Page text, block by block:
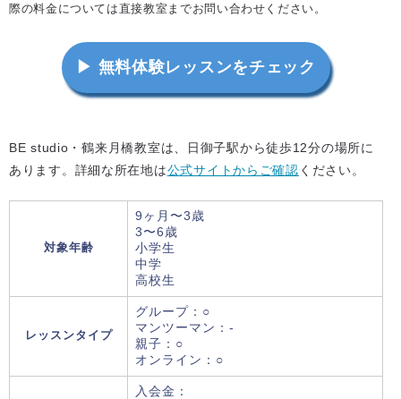
際の料金については直接教室までお問い合わせください。
▶ 無料体験レッスンをチェック
BE studio・鶴来月橋教室は、日御子駅から徒歩12分の場所に
あります。詳細な所在地は公式サイトからご確認 ください。
対象年齢
9ヶ月〜3歳
3〜6歳
小学生
中学
高校生
レッスンタイプ
グループ：○
マンツーマン：-
親子：○
オンライン：○
入会金：